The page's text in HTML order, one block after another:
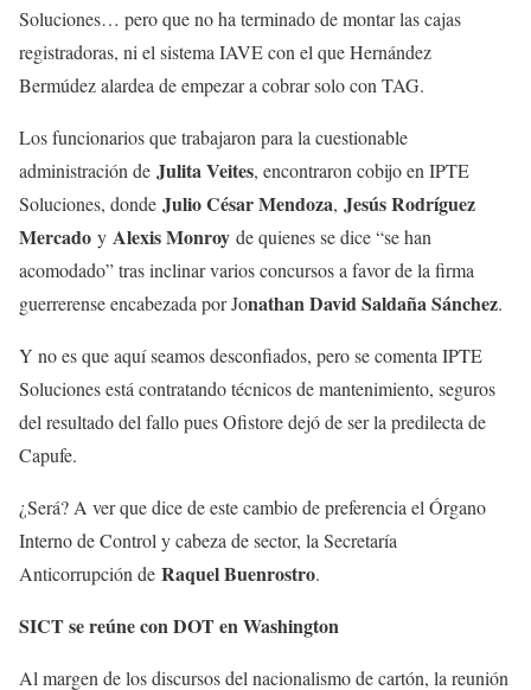
Soluciones… pero que no ha terminado de montar las cajas
registradoras, ni el sistema IAVE con el que Hernández
Bermúdez alardea de empezar a cobrar solo con TAG.
Los funcionarios que trabajaron para la cuestionable
administración de Julita Veites, encontraron cobijo en IPTE
Soluciones, donde Julio César Mendoza, Jesús Rodríguez
Mercado y Alexis Monroy de quienes se dice “se han
acomodado” tras inclinar varios concursos a favor de la firma
guerrerense encabezada por Jonathan David Saldaña Sánchez.
Y no es que aquí seamos desconfiados, pero se comenta IPTE
Soluciones está contratando técnicos de mantenimiento, seguros
del resultado del fallo pues Ofistore dejó de ser la predilecta de
Capufe.
¿Será? A ver que dice de este cambio de preferencia el Órgano
Interno de Control y cabeza de sector, la Secretaría
Anticorrupción de Raquel Buenrostro.
SICT se reúne con DOT en Washington
Al margen de los discursos del nacionalismo de cartón, la reunión